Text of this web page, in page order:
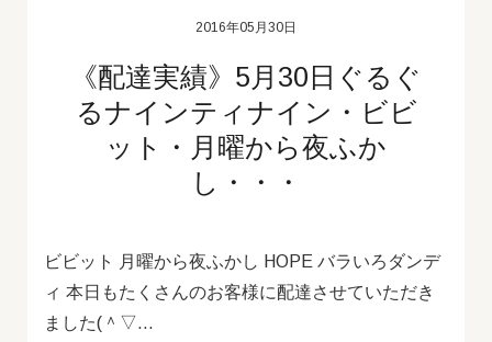
2016年05月30日
《配達実績》5月30日ぐるぐ
るナインティナイン・ビビ
ット・月曜から夜ふか
し・・・
ビビット 月曜から夜ふかし HOPE バラいろダンデ
ィ 本日もたくさんのお客様に配達させていただき
ました(＾▽…